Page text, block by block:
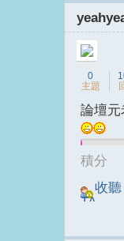
電
0
主題
論壇元
積分
收聽
TA